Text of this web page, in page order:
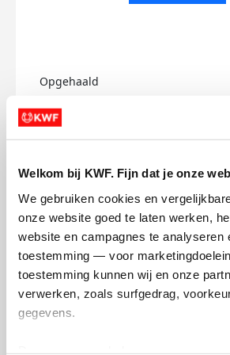
Welkom bij KWF. Fijn dat je onze
We gebruiken cookies en
onze website goed te laten werken,
website en campagnes te
toestemming — voor
toestemming kunnen wij en onze
verwerken, zoals surfgedrag,
gegevens.
Opgehaald
Jayden's